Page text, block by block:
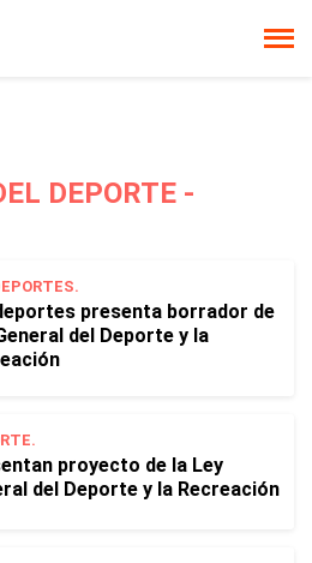
DEPORTE -
presenta borrador de
del Deporte y la
proyecto de la Ley
del Deporte y la Recreación